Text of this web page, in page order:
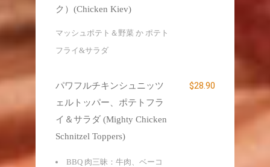
ク）(Chicken Kiev)
マッシュポテト＆野菜 か ポテト
フライ&サラダ
パワフルチキンシュニッツ
ェルトッパー、ポテトフラ
イ＆サラダ (Mighty Chicken
Schnitzel Toppers)
BBQ 肉三昧：牛肉、ベーコ
$28.90